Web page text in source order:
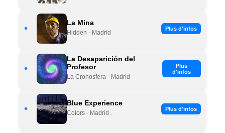
•
La Mina
Hidden - Madrid
Plus d'infos
•
La Desaparición del
Profesor
La Cronosfera - Madrid
Plus
d'infos
•
Blue Experience
Colors - Madrid
Plus d'infos